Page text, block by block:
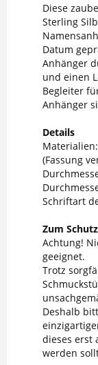
Diese
Sterling
Datum
Anhänger
und einen
Begleiter
Anhänger
Details
(Fassung
Schriftart
Zum
Achtung!
geeignet.
Trotz
Deshalb
dieses erst
werden